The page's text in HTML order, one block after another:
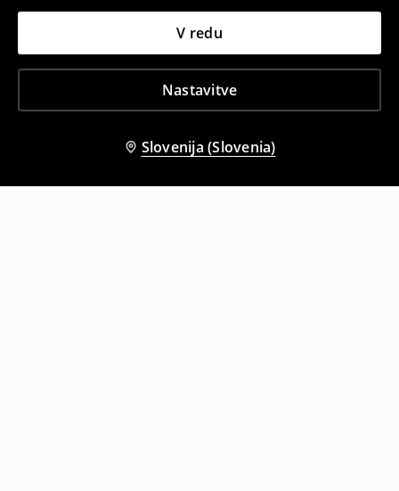
Nastavitve
V redu
Slovenija (Slovenia)